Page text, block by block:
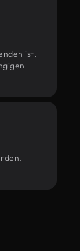
ist,